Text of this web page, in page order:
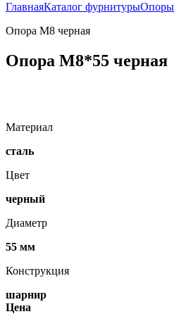
ГлавнаяКаталог фурнитурыОпоры
Опора М8 черная
Опора М8*55 черная
Материал
сталь
Цвет
черный
Диаметр
55 мм
Конструкция
шарнир
Цена